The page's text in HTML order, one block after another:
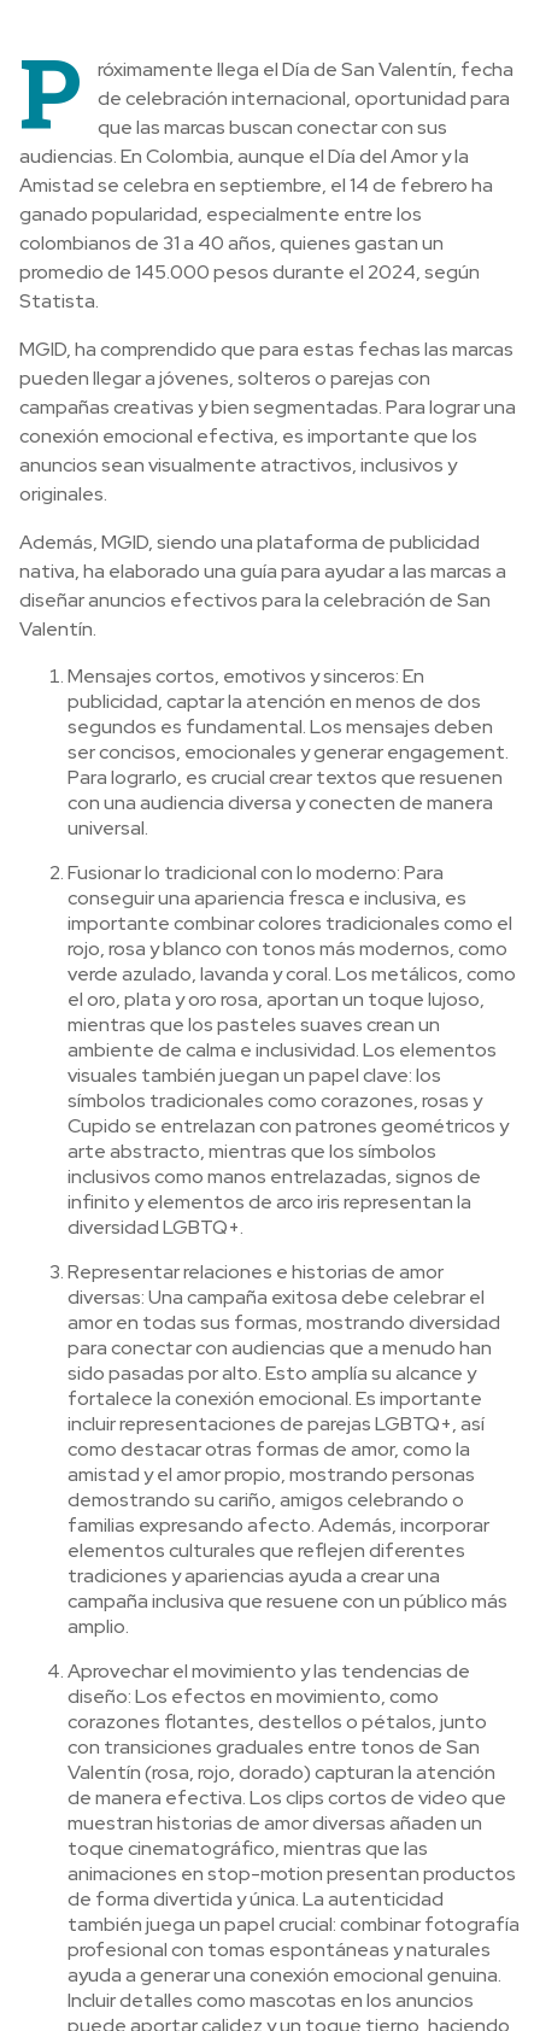
P
róximamente llega el Día de San Valentín, fecha
de celebración internacional, oportunidad para
que las marcas buscan conectar con sus
audiencias. En Colombia, aunque el Día del Amor y la
Amistad se celebra en septiembre, el 14 de febrero ha
ganado popularidad, especialmente entre los
colombianos de 31 a 40 años, quienes gastan un
promedio de 145.000 pesos durante el 2024, según
Statista.
MGID, ha comprendido que para estas fechas las marcas
pueden llegar a jóvenes, solteros o parejas con
campañas creativas y bien segmentadas. Para lograr una
conexión emocional efectiva, es importante que los
anuncios sean visualmente atractivos, inclusivos y
originales.
Además, MGID, siendo una plataforma de publicidad
nativa, ha elaborado una guía para ayudar a las marcas a
diseñar anuncios efectivos para la celebración de San
Valentín.
Mensajes cortos, emotivos y sinceros: En
publicidad, captar la atención en menos de dos
segundos es fundamental. Los mensajes deben
ser concisos, emocionales y generar engagement.
Para lograrlo, es crucial crear textos que resuenen
con una audiencia diversa y conecten de manera
universal.
Fusionar lo tradicional con lo moderno: Para
conseguir una apariencia fresca e inclusiva, es
importante combinar colores tradicionales como el
rojo, rosa y blanco con tonos más modernos, como
verde azulado, lavanda y coral. Los metálicos, como
el oro, plata y oro rosa, aportan un toque lujoso,
mientras que los pasteles suaves crean un
ambiente de calma e inclusividad. Los elementos
visuales también juegan un papel clave: los
símbolos tradicionales como corazones, rosas y
Cupido se entrelazan con patrones geométricos y
arte abstracto, mientras que los símbolos
inclusivos como manos entrelazadas, signos de
infinito y elementos de arco iris representan la
diversidad LGBTQ+.
Representar relaciones e historias de amor
diversas: Una campaña exitosa debe celebrar el
amor en todas sus formas, mostrando diversidad
para conectar con audiencias que a menudo han
sido pasadas por alto. Esto amplía su alcance y
fortalece la conexión emocional. Es importante
incluir representaciones de parejas LGBTQ+, así
como destacar otras formas de amor, como la
amistad y el amor propio, mostrando personas
demostrando su cariño, amigos celebrando o
familias expresando afecto. Además, incorporar
elementos culturales que reflejen diferentes
tradiciones y apariencias ayuda a crear una
campaña inclusiva que resuene con un público más
amplio.
Aprovechar el movimiento y las tendencias de
diseño: Los efectos en movimiento, como
corazones flotantes, destellos o pétalos, junto
con transiciones graduales entre tonos de San
Valentín (rosa, rojo, dorado) capturan la atención
de manera efectiva. Los clips cortos de video que
muestran historias de amor diversas añaden un
toque cinematográfico, mientras que las
animaciones en stop-motion presentan productos
de forma divertida y única. La autenticidad
también juega un papel crucial: combinar fotografía
profesional con tomas espontáneas y naturales
ayuda a generar una conexión emocional genuina.
Incluir detalles como mascotas en los anuncios
puede aportar calidez y un toque tierno, haciendo